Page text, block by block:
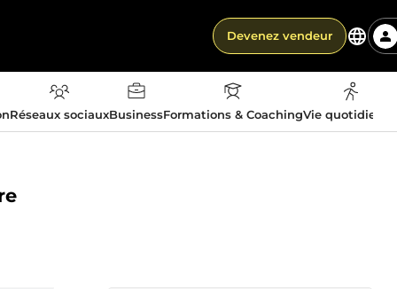
Devenez vendeur
Réseaux sociauxBusinessFormations & CoachingVie